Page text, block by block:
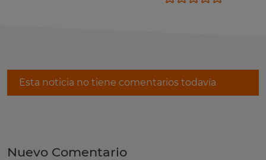
Esta noticia no tiene comentarios todavía
Nuevo Comentario